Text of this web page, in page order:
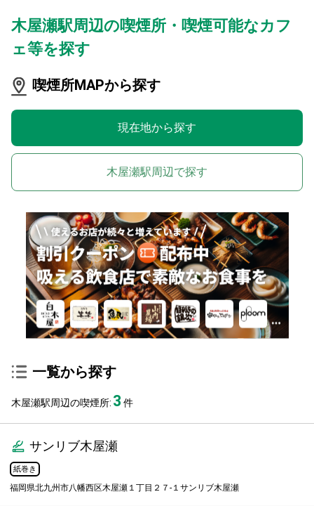
木屋瀬駅周辺の喫煙所・喫煙可能なカフ
ェ等を探す
喫煙所MAPから探す
現在地から探す
木屋瀬駅周辺で探す
一覧から探す
木屋瀬駅周辺の喫煙所: 3 件
サンリブ木屋瀬
紙巻き
福岡県北九州市八幡西区木屋瀬１丁目２７-１サンリブ木屋瀬